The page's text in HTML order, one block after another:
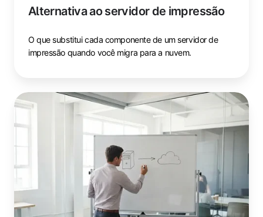
Alternativa ao servidor de impressão
O que substitui cada componente de um servidor de
impressão quando você migra para a nuvem.
Migração
impressão